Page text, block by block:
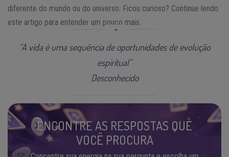
diferente do mundo ou do universo. Ficou curioso? Continue lendo
este artigo para entender um pouco mais.
“A vida é uma sequência de oportunidades de evolução
espiritual”
Desconhecido
ENCONTRE AS RESPOSTAS QUE
VOCÊ PROCURA